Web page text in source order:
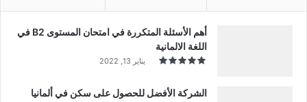
أهم الأسئلة المتكررة في امتحان المستوى B2 في
اللغة الالمانية
يناير 13, 2022
الشركة الأفضل للحصول على سكن في ألمانيا